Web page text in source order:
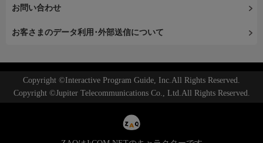
お問い合わせ
お客さまのデータ利用･外部送信について
Copyright ©Interactive Program Guide, Inc.All Rights Reserved.
Copyright ©Jupiter Telecommunications Co., Ltd.All Rights Reserved.